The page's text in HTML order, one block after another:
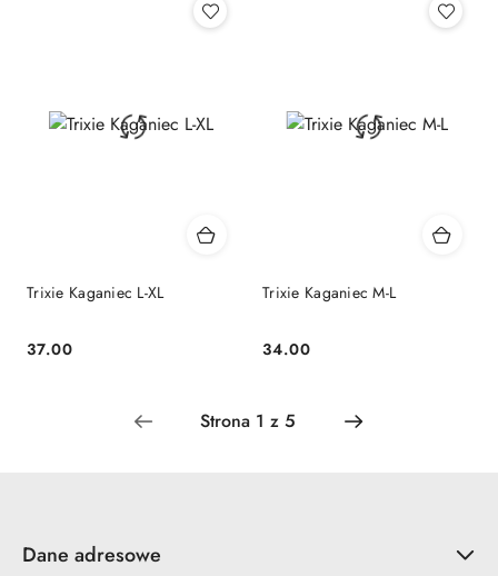
Trixie Kaganiec L-XL
Cena:
37.00
Trixie Kaganiec M-L
Cena:
34.00
Dane adresowe